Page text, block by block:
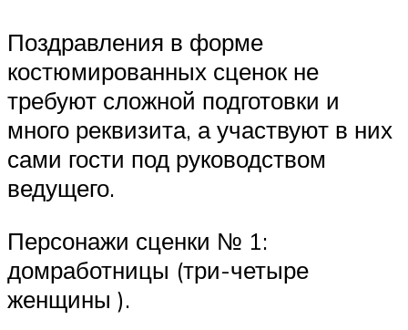
Поздравления в форме
костюмированных сценок не
требуют сложной подготовки и
много реквизита, а участвуют в них
сами гости под руководством
ведущего.
Персонажи сценки № 1:
домработницы (три-четыре
женщины ).